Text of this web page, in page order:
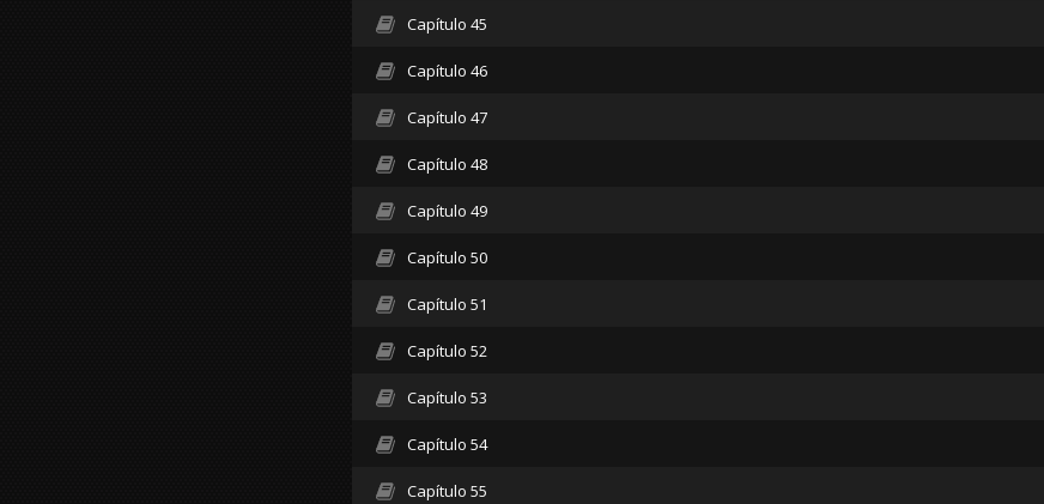
Capítulo 45
Capítulo 46
Capítulo 47
Capítulo 48
Capítulo 49
Capítulo 50
Capítulo 51
Capítulo 52
Capítulo 53
Capítulo 54
Capítulo 55